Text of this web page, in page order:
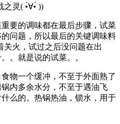
灵( •̀∀•́ ))
要的调味都在最后步骤，试菜
问题，所以最后的关键调味料
火，试过之后没问题在出
。就是说的试菜。。
物一个缓冲，不至于外面熟了
内多余水分，不至于遇油飞
么的。热锅热油，锁水，用于